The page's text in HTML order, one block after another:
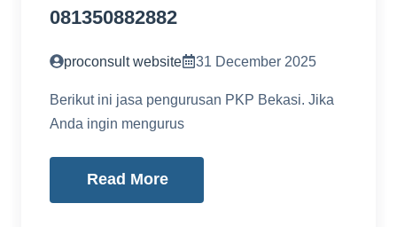
081350882882
proconsult website 31 December 2025
Berikut ini jasa pengurusan PKP Bekasi. Jika
Anda ingin mengurus
Read More